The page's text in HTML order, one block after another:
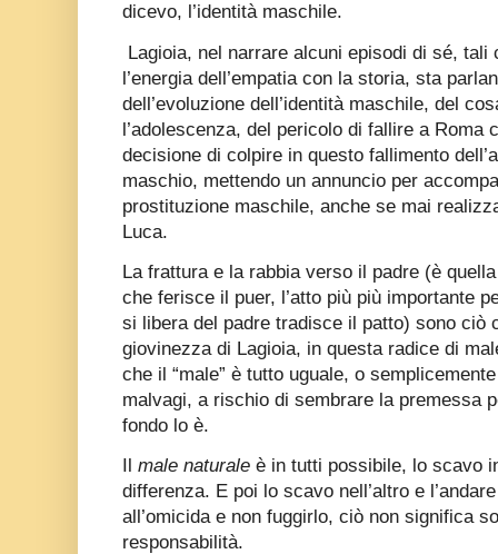
dicevo, l’identità maschile.
Lagioia, nel narrare alcuni episodi di sé, tali
l’energia dell’empatia con la storia, sta
dell’evoluzione dell’identità maschile, del
l’adolescenza, del pericolo di fallire a Roma
decisione di colpire in questo fallimento
maschio, mettendo un annuncio per
prostituzione maschile, anche se mai
Luca.
La frattura e la rabbia verso il padre (è
che ferisce il puer, l’atto più più importante
si libera del padre tradisce il patto) sono ciò
giovinezza di Lagioia, in questa radice di
che il “male” è tutto uguale, o
malvagi, a rischio di sembrare la premessa
fondo lo è.
Il male naturale è in tutti possibile, lo scavo
differenza. E poi lo scavo nell’altro e
all’omicida e non fuggirlo, ciò non significa
responsabilità.